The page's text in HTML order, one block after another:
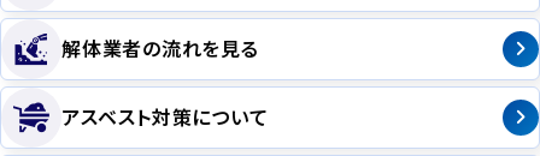
解体業者の流れを見る
アスベスト対策について